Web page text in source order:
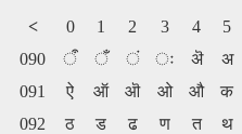
< 0 1 2 3 4 5
090
ऀ ँ ं ः ऄ अ
091
ऐ ऑ ऒ ओ औ क
092
ठ ड ढ ण त थ